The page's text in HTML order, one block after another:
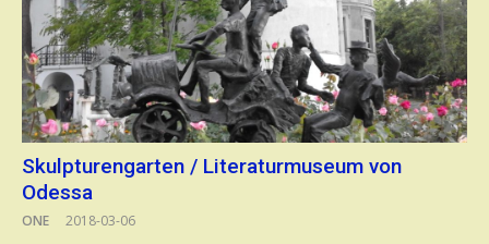
Skulpturengarten / Literaturmuseum von
Odessa
ONE 2018-03-06